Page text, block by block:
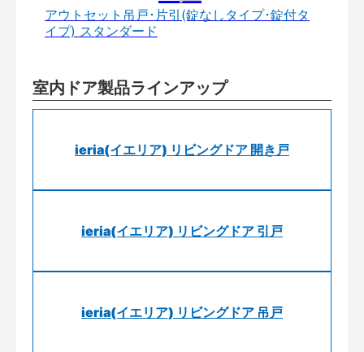
アウトセット吊戸･片引(錠なしタイプ･錠付タ
イプ) スタンダード
室内ドア製品ラインアップ
ieria(イエリア) リビングドア 開き戸
ieria(イエリア) リビングドア 引戸
ieria(イエリア) リビングドア 吊戸